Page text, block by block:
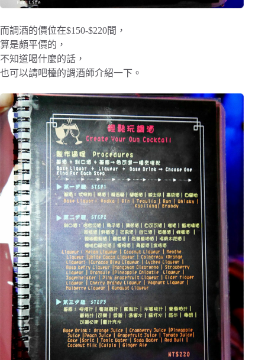
而調酒的價位在$150-$220間，
算是頗平價的，
不知道喝什麼的話，
也可以請吧檯的調酒師介紹一下。